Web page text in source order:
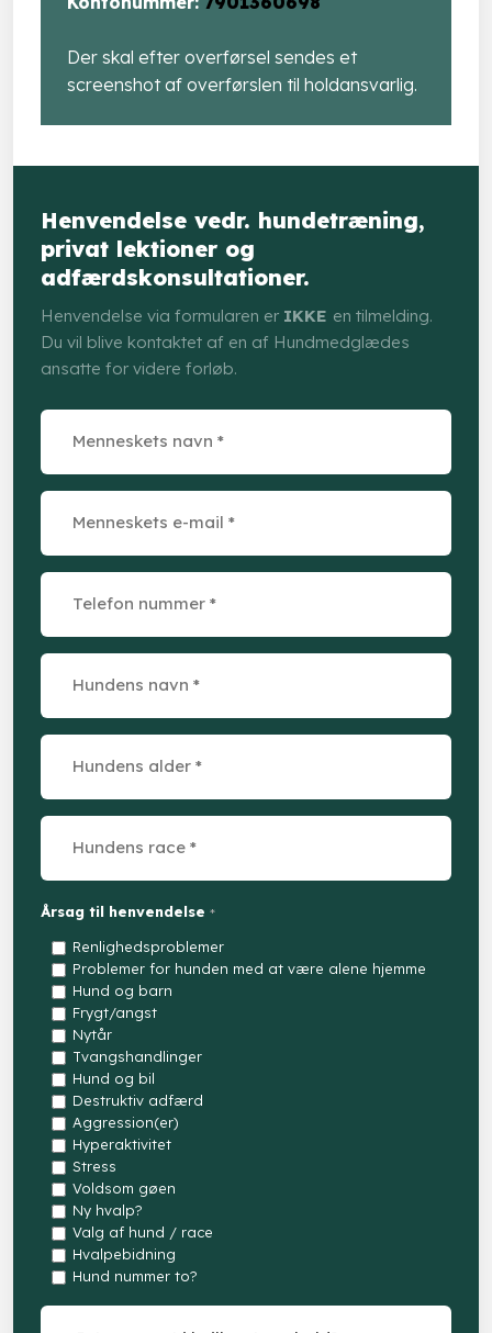
Der skal efter overførsel sendes et
screenshot af overførslen til holdansvarlig.
Henvendelse vedr. hundetræning,
privat lektioner og
adfærdskonsultationer.
Henvendelse via formularen er IKKE en tilmelding.
Du vil blive kontaktet af en af Hundmedglædes
ansatte for videre forløb.
Årsag til henvendelse *
Renlighedsproblemer
Problemer for hunden med at være alene hjemme
Hund og barn
Frygt/angst
Nytår
Tvangshandlinger
Hund og bil
Destruktiv adfærd
Aggression(er)
Hyperaktivitet
Stress
Voldsom gøen
Ny hvalp?
Valg af hund / race
Hvalpebidning
Hund nummer to?